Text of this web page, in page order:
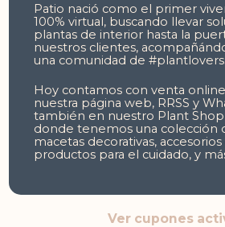
Patio nació como el primer
100% virtual, buscando llevar
plantas de interior hasta la
nuestros clientes,
una comunidad de #plantlovers.
Hoy contamos con venta
nuestra página web, RRSS y
también en nuestro Plant
donde tenemos una colección
macetas decorativas,
productos para el cuidado, y
Ver cupones